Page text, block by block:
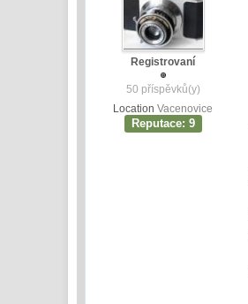
Registrovaní
50 příspěvků(y)
Location Vacenovice
Reputace: 9